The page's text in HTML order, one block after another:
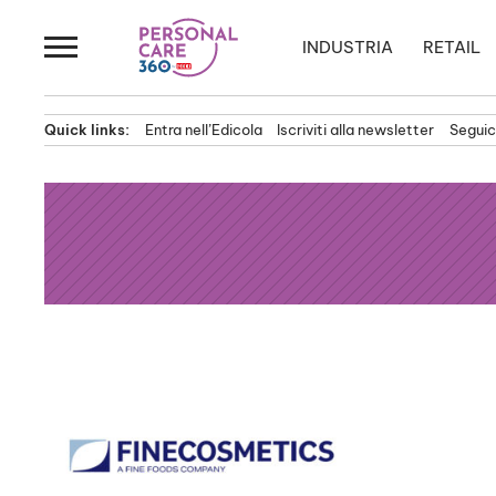
al
INDUSTRIA RETAIL
Quick links: Entra nell’Edicola Iscriviti alla newsletter